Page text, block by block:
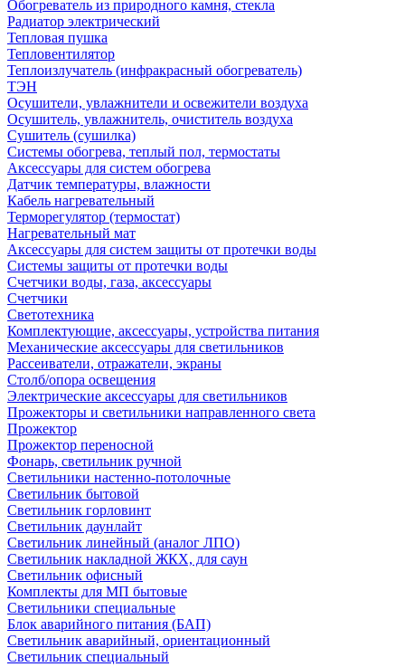
Обогреватель из природного камня, стекла
Радиатор электрический
Тепловая пушка
Тепловентилятор
Теплоизлучатель (инфракрасный обогреватель)
ТЭН
Осушители, увлажнители и освежители воздуха
Осушитель, увлажнитель, очиститель воздуха
Сушитель (сушилка)
Системы обогрева, теплый пол, термостаты
Аксессуары для систем обогрева
Датчик температуры, влажности
Кабель нагревательный
Терморегулятор (термостат)
Нагревательный мат
Аксессуары для систем защиты от протечки воды
Системы защиты от протечки воды
Счетчики воды, газа, аксессуары
Счетчики
Светотехника
Комплектующие, аксессуары, устройства питания
Механические аксессуары для светильников
Рассеиватели, отражатели, экраны
Столб/опора освещения
Электрические аксессуары для светильников
Прожекторы и светильники направленного света
Прожектор
Прожектор переносной
Фонарь, светильник ручной
Светильники настенно-потолочные
Светильник бытовой
Светильник горловинт
Светильник даунлайт
Светильник линейный (аналог ЛПО)
Светильник накладной ЖКХ, для саун
Светильник офисный
Комплекты для МП бытовые
Светильники специальные
Блок аварийного питания (БАП)
Светильник аварийный, ориентационный
Светильник специальный